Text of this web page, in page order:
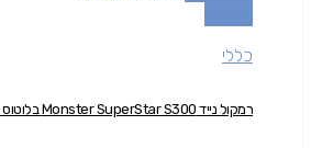
כללי
רמקול נייד Monster SuperStar S300 בלוטוס – שחור